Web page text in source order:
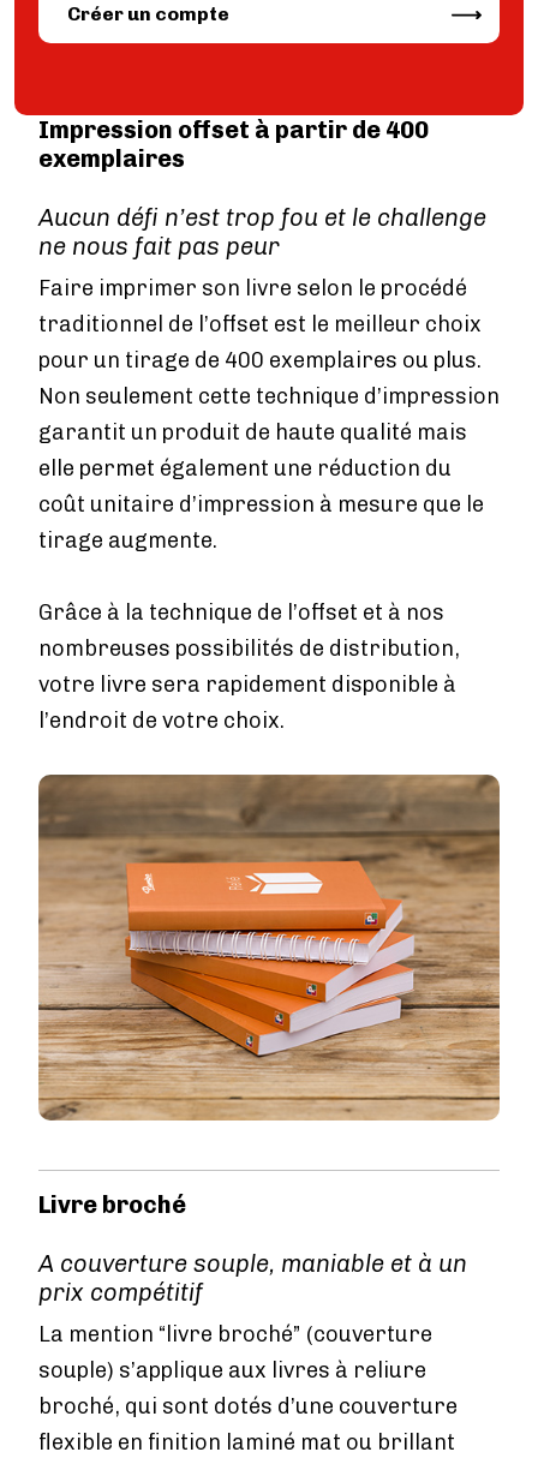
IMPRESSION NUMÉRIQUE
Délais de livraison
Impression en ligne
Publier un livre
LA PUBLICATION EN GÉNÉRAL
Demander un ISBN
Formalites a regler
RESEAU LIBRAIRIES
Vendre en librairie
BOUTIQUE PUMBO
Vendre sur Pumbo.fr
Aide
Tarifs
Services
Blog
Boutique
Se connecter
Contact
Créer un compte
Image
Créer un compte
Impression offset à partir de 400
exemplaires
Aucun défi n’est trop fou et le challenge
ne nous fait pas peur
Faire imprimer son livre selon le procédé
traditionnel de l’offset est le meilleur choix
pour un tirage de 400 exemplaires ou plus.
Non seulement cette technique d’impression
garantit un produit de haute qualité mais
elle permet également une réduction du
coût unitaire d’impression à mesure que le
tirage augmente.
Grâce à la technique de l’offset et à nos
nombreuses possibilités de distribution,
votre livre sera rapidement disponible à
l’endroit de votre choix.
Image
Livre broché
A couverture souple, maniable et à un
prix compétitif
La mention “livre broché” (couverture
souple) s’applique aux livres à reliure
broché, qui sont dotés d’une couverture
flexible en finition laminé mat ou brillant